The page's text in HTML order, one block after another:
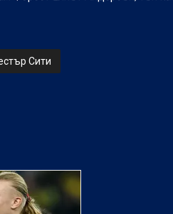
Сити